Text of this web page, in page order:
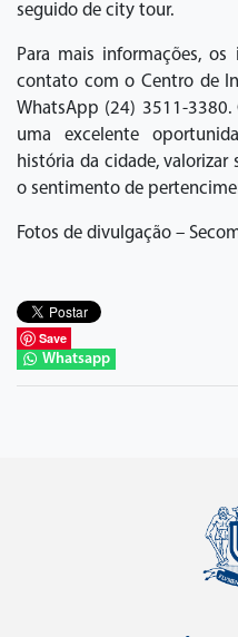
seguido de city tour.
Para mais informações,
contato com o Centro de
WhatsApp (24) 3511-3380.
uma excelente
história da cidade, valorizar
o sentimento de
Fotos de divulgação –
Save
Whatsapp